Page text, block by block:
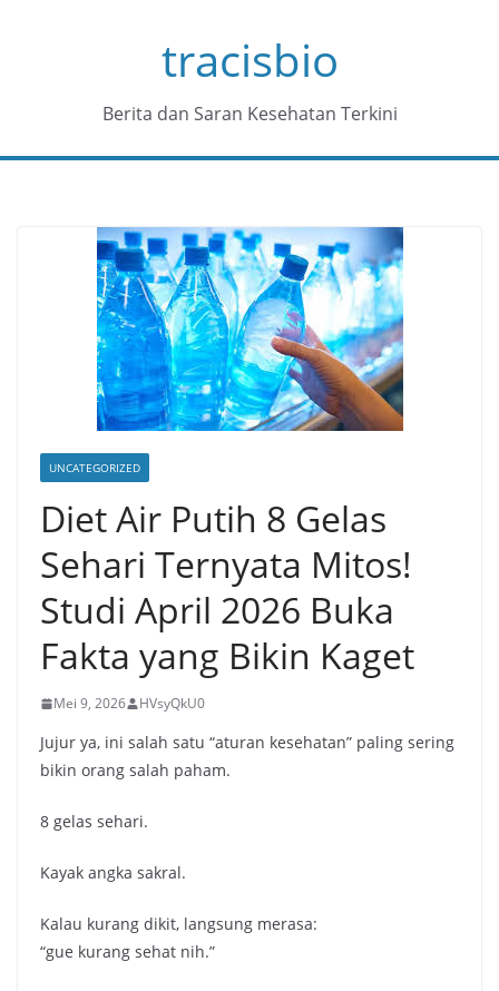
tracisbio
Berita dan Saran Kesehatan Terkini
UNCATEGORIZED
Diet Air Putih 8 Gelas
Sehari Ternyata Mitos!
Studi April 2026 Buka
Fakta yang Bikin Kaget
Mei 9, 2026 HVsyQkU0
Jujur ya, ini salah satu “aturan kesehatan” paling sering
bikin orang salah paham.
8 gelas sehari.
Kayak angka sakral.
Kalau kurang dikit, langsung merasa:
“gue kurang sehat nih.”